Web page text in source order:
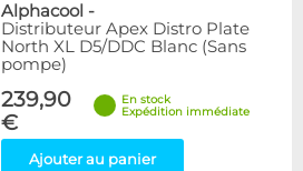
Alphacool -
Distributeur Apex Distro Plate
North XL D5/DDC Blanc (Sans
pompe)
239,90
€
En stock
Expédition immédiate
Ajouter au panier